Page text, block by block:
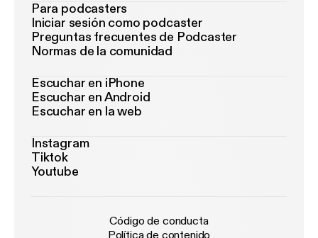
Para podcasters
Iniciar sesión como podcaster
Preguntas frecuentes de Podcaster
Normas de la comunidad
Escuchar en iPhone
Escuchar en Android
Escuchar en la web
Instagram
Tiktok
Youtube
Código de conducta
Política de contenido